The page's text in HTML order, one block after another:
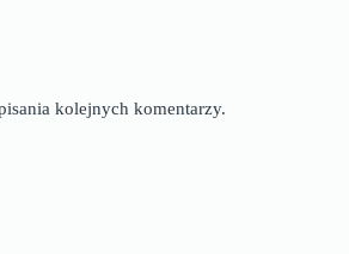
kolejnych komentarzy.